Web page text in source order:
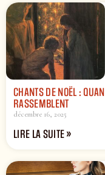
CHANTS DE NOËL :
RASSEMBLENT
décembre 16, 2025
LIRE LA SUITE »